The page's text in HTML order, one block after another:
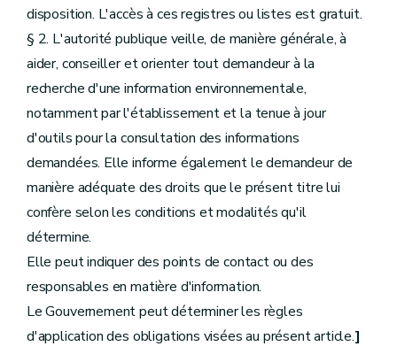
disposition. L'accès à ces registres ou listes est gratuit.
§ 2. L'autorité publique veille, de manière générale, à
aider, conseiller et orienter tout demandeur à la
recherche d'une information environnementale,
notamment par l'établissement et la tenue à jour
d'outils pour la consultation des informations
demandées. Elle informe également le demandeur de
manière adéquate des droits que le présent titre lui
confère selon les conditions et modalités qu'il
détermine.
Elle peut indiquer des points de contact ou des
responsables en matière d'information.
Le Gouvernement peut déterminer les règles
d'application des obligations visées au présent article.]